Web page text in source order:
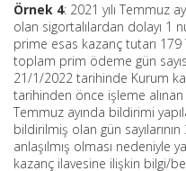
Örnek 4: 2021 yılı Temmuz
olan sigortalılardan dolayı 1
prime esas kazanç tutarı 179
toplam prim ödeme gün
21/1/2022 tarihinde Kurum
tarihinden önce işleme
Temmuz ayında bildirimi
bildirilmiş olan gün
anlaşılmış olması nedeniyle
kazanç ilavesine ilişkin bilgi/